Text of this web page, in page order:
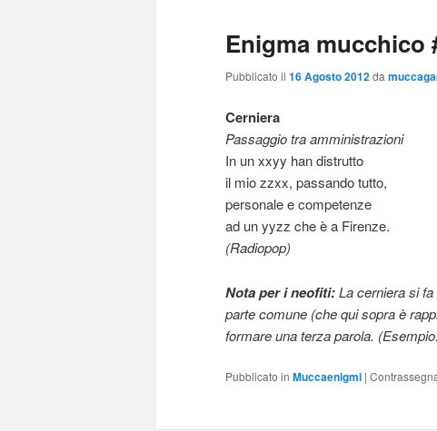
Enigma mucchico
Pubblicato il 16 Agosto 2012da
Cerniera
Passaggio tra amministrazioni
In un xxyy han distrutto
il mio zzxx, passando tutto,
personale e competenze
ad un yyzz che è a Firenze.
(Radiopop)
Nota per i neofiti:La cerniera si
parte comune (che qui sopra è
formare una terza parola.
Pubblicato in Muccaenigmi |